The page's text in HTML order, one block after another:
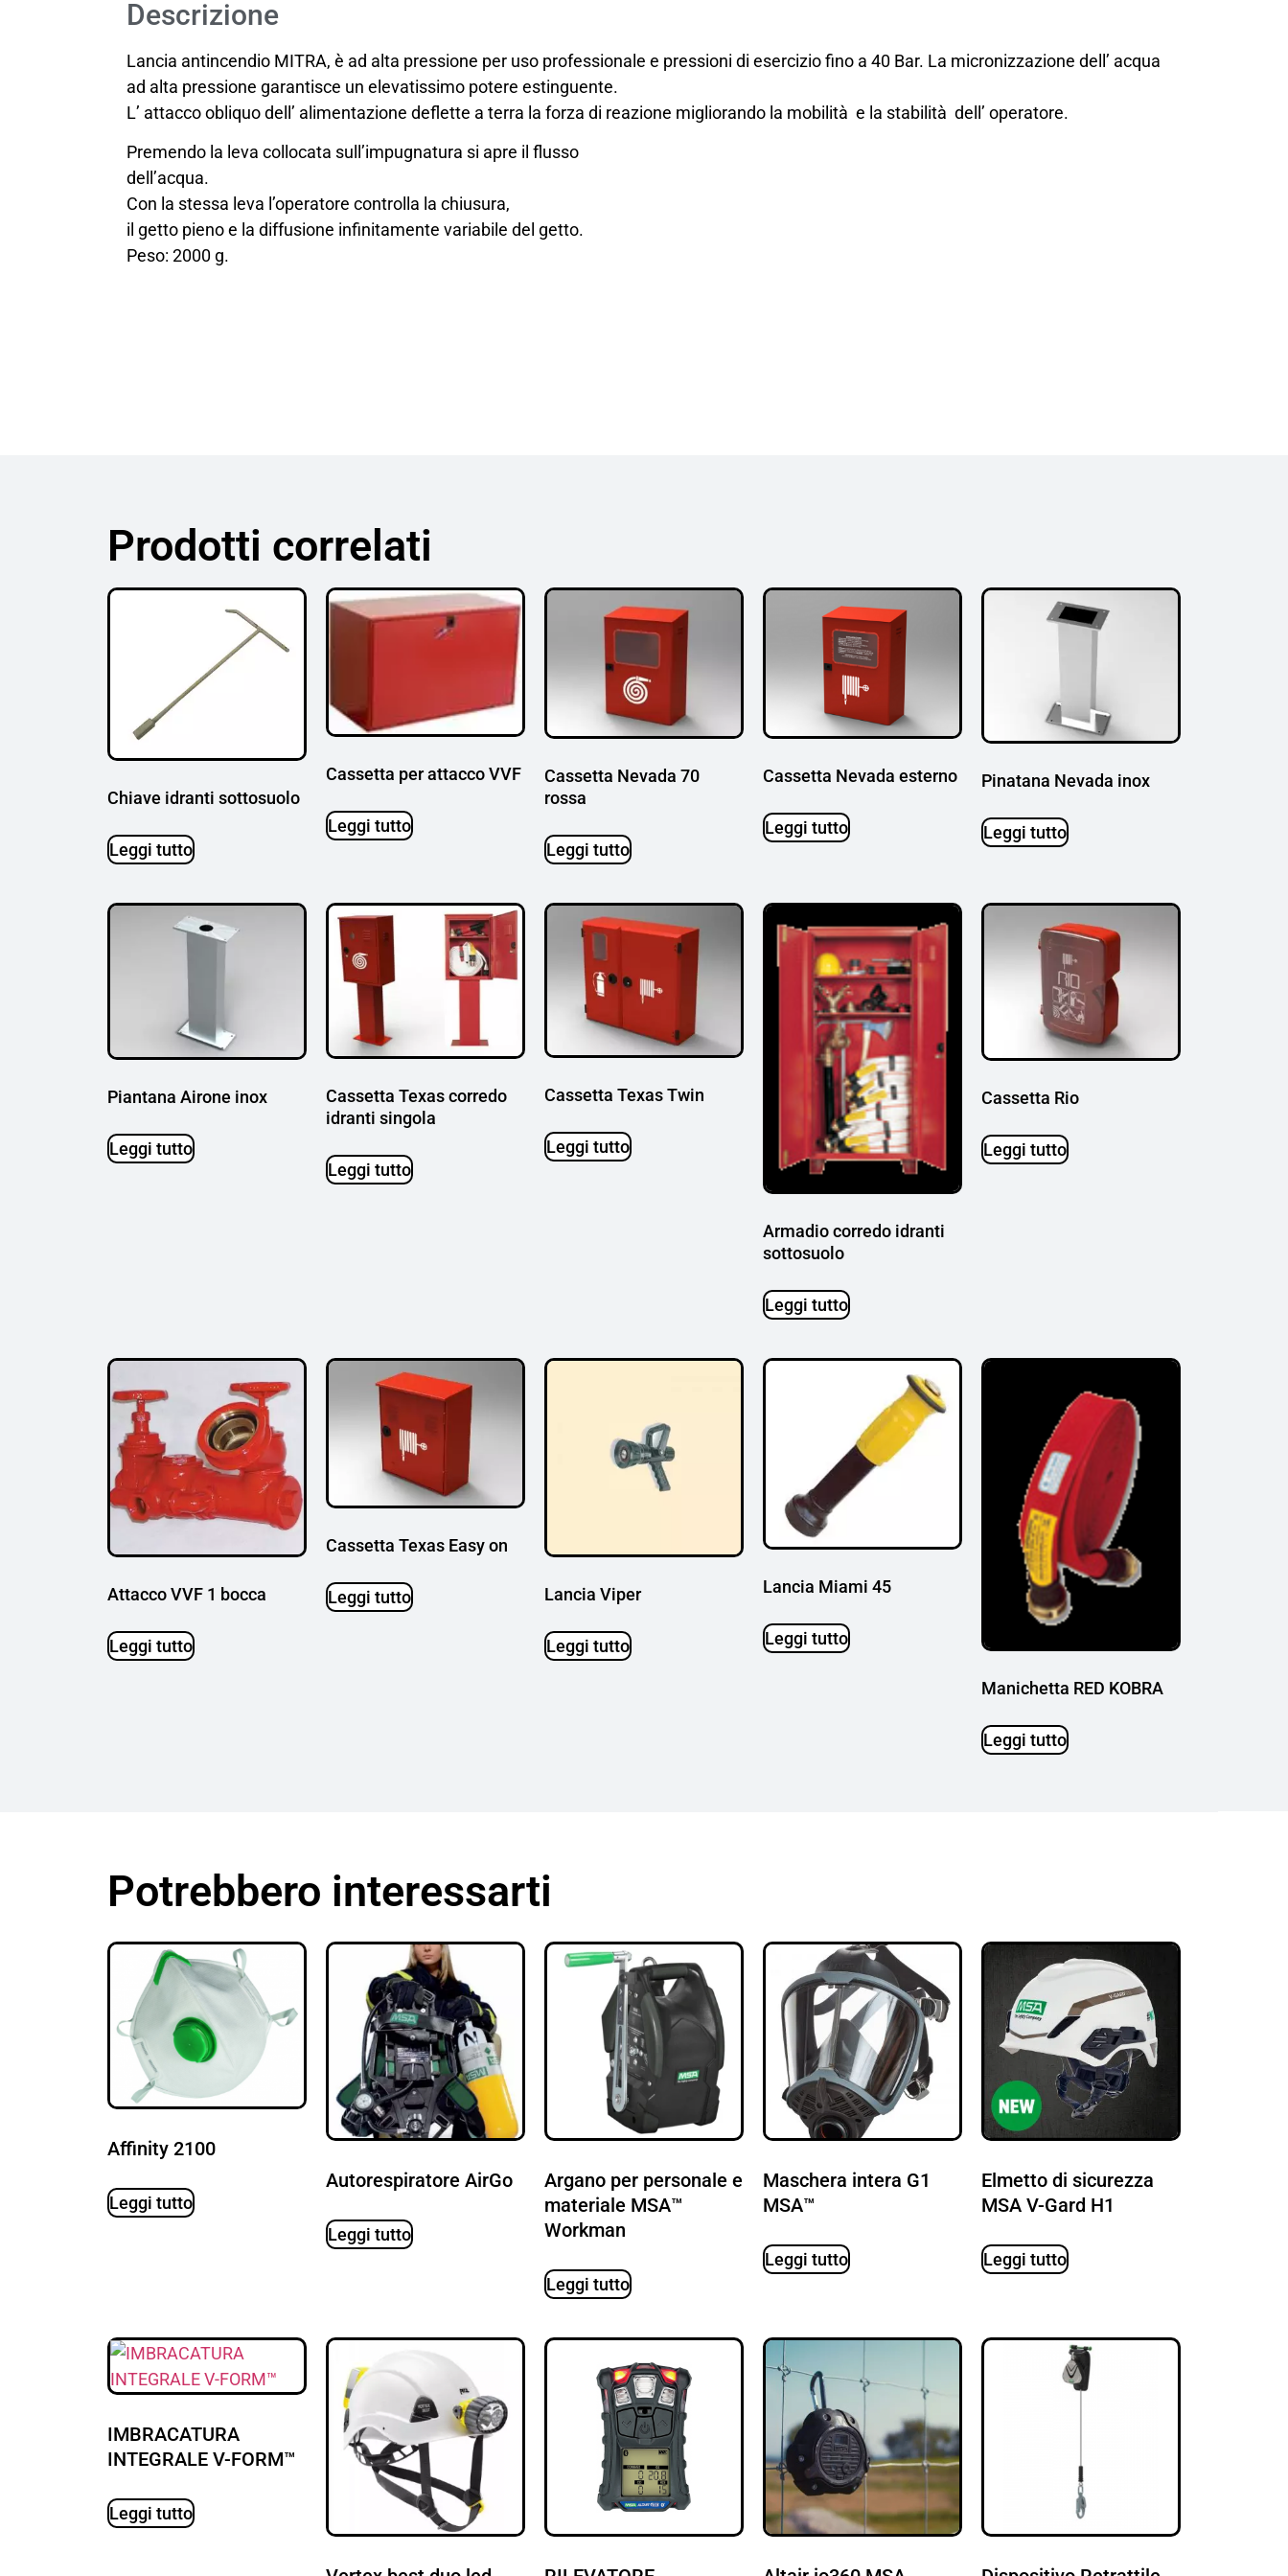
Descrizione
Lancia antincendio MITRA, è ad alta pressione per uso professionale e pressioni di esercizio fino a 40 Bar. La micronizzazione dell’ acqua
ad alta pressione garantisce un elevatissimo potere estinguente.
L’ attacco obliquo dell’ alimentazione deflette a terra la forza di reazione migliorando la mobilità e la stabilità dell’ operatore.
Premendo la leva collocata sull’impugnatura si apre il flusso
dell’acqua.
Con la stessa leva l’operatore controlla la chiusura,
il getto pieno e la diffusione infinitamente variabile del getto.
Peso: 2000 g.
Prodotti correlati
Chiave idranti sottosuolo
Leggi tutto
Cassetta per attacco VVF
Leggi tutto
Cassetta Nevada 70
rossa
Leggi tutto
Cassetta Nevada esterno
Leggi tutto
Pinatana Nevada inox
Leggi tutto
Piantana Airone inox
Leggi tutto
Cassetta Texas corredo
idranti singola
Leggi tutto
Cassetta Texas Twin
Leggi tutto
Armadio corredo idranti
sottosuolo
Leggi tutto
Cassetta Rio
Leggi tutto
Attacco VVF 1 bocca
Leggi tutto
Cassetta Texas Easy on
Leggi tutto Lancia Viper
Leggi tutto
Lancia Miami 45
Leggi tutto
Manichetta RED KOBRA
Leggi tutto
Potrebbero interessarti
Affinity 2100
Leggi tutto
Autorespiratore AirGo
Leggi tutto
Argano per personale e
materiale MSA™
Workman
Leggi tutto
Maschera intera G1
MSA™
Leggi tutto
Elmetto di sicurezza
MSA V-Gard H1
Leggi tutto
IMBRACATURA
INTEGRALE V-FORM™
Leggi tutto